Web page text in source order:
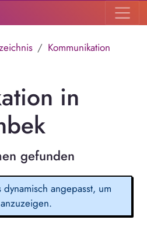
Kommunikation
in
gefunden
angepasst, um